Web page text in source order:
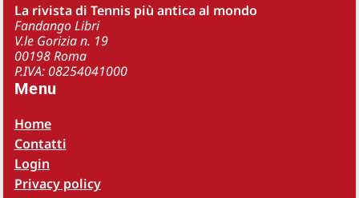
La rivista di Tennis più antica al mondo
Fandango Libri
V.le Gorizia n. 19
00198 Roma
P.IVA: 08254041000
Menu
Home
Contatti
Login
Privacy policy